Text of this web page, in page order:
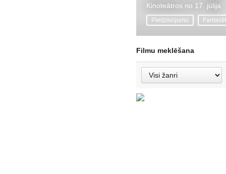
Kinoteātros no 17. jūlija
Piedzīvojumu
Filmu meklēšana